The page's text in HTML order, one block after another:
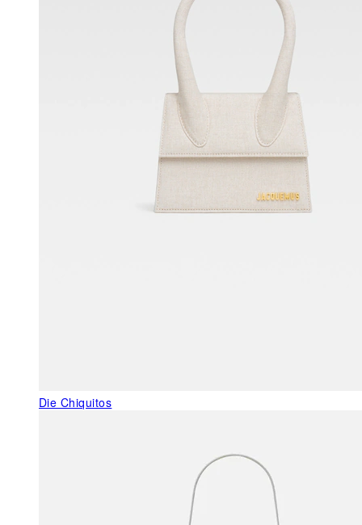
Die Chiquitos